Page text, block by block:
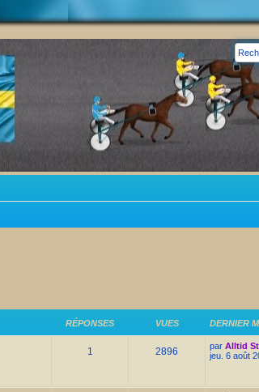
RÉPONSES VUES DERNIER
1 2896 par Alltid
jeu. 6 août